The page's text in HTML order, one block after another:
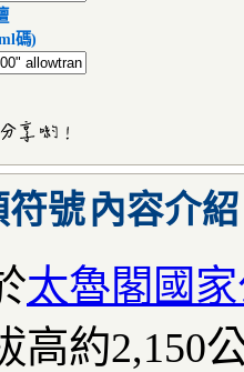
碼)
內容介紹
太魯閣國
高約2,150